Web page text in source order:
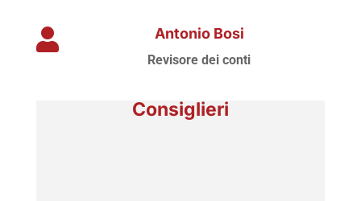
 Antonio Bosi
Revisore dei conti
Consiglieri